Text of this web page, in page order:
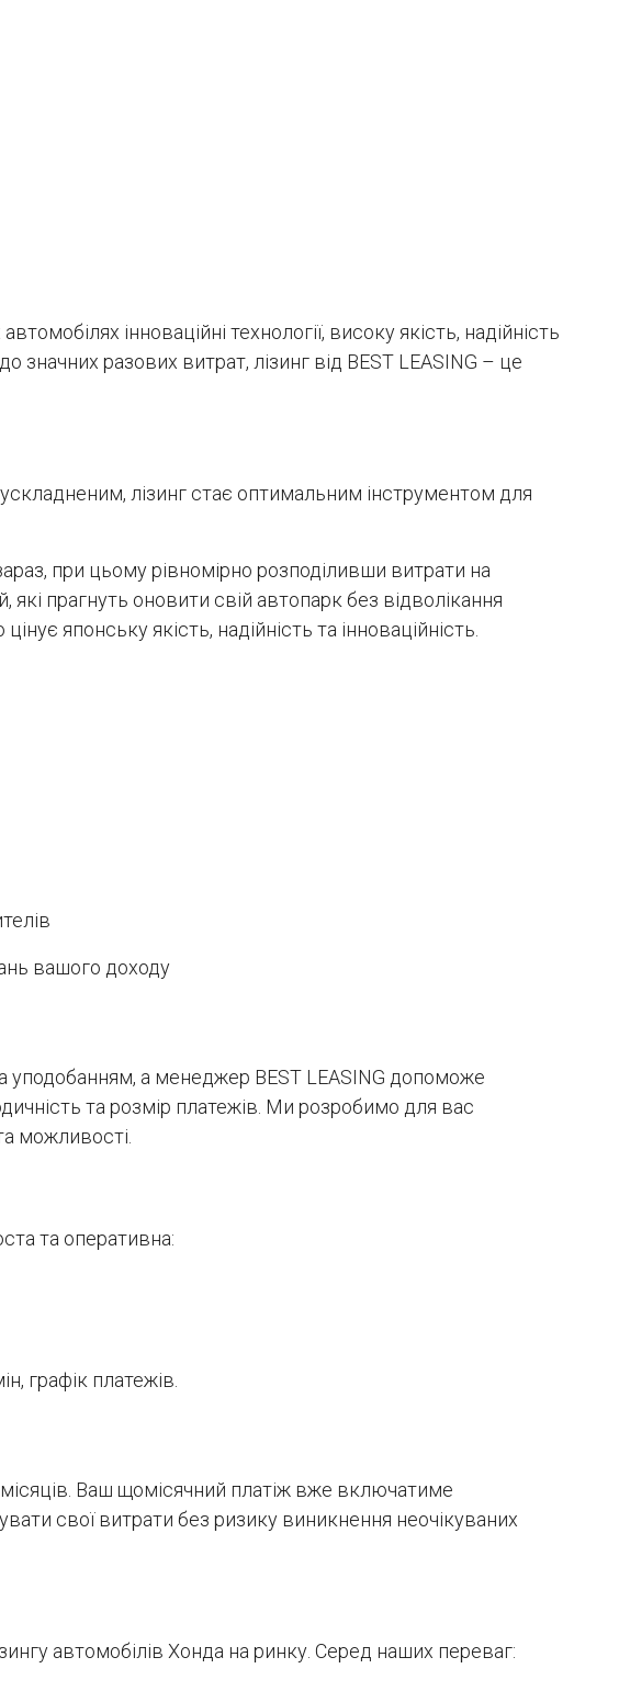
інноваційні технології, високу якість, надійність
разових витрат, лізинг від BEST LEASING – це
лізинг стає оптимальним інструментом для
при цьому рівномірно розподіливши витрати на
прагнуть оновити свій автопарк без відволікання
японську якість, надійність та інноваційність.
вашого доходу
а менеджер BEST LEASING допоможе
та розмір платежів. Ми розробимо для вас
можливості.
та оперативна:
графік платежів.
Ваш щомісячний платіж вже включатиме
свої витрати без ризику виникнення неочікуваних
автомобілів Хонда на ринку. Серед наших переваг: